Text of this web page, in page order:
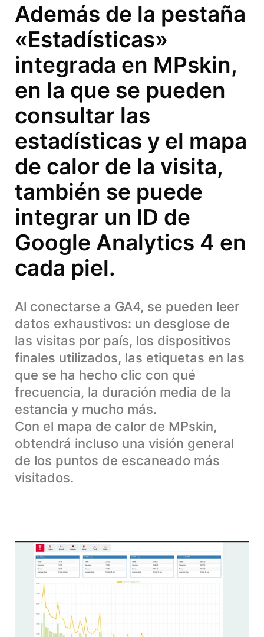
Además de la pestaña
«Estadísticas»
integrada en MPskin,
en la que se pueden
consultar las
estadísticas y el mapa
de calor de la visita,
también se puede
integrar un ID de
Google Analytics 4 en
cada piel.
Al conectarse a GA4, se pueden leer
datos exhaustivos: un desglose de
las visitas por país, los dispositivos
finales utilizados, las etiquetas en las
que se ha hecho clic con qué
frecuencia, la duración media de la
estancia y mucho más.
Con el mapa de calor de MPskin,
obtendrá incluso una visión general
de los puntos de escaneado más
visitados.